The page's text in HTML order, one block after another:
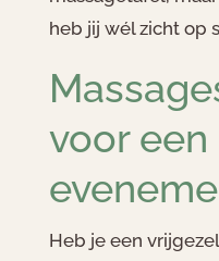
heb jij wél zicht op
voor een
Heb je een